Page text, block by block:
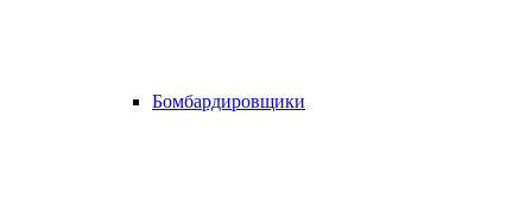
Бомбардировщики